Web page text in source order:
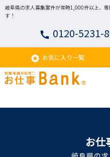
岐阜県の求人募集案件が常時1,000件以上、
す！
call 0120-5231-
stars お気に入り一覧
お仕